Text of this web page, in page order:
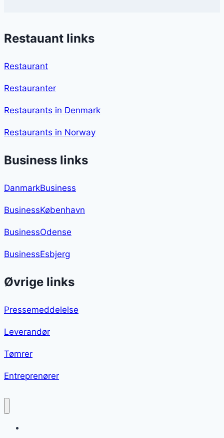
Restauant links
Restaurant
Restauranter
Restaurants in Denmark
Restaurants in Norway
Business links
DanmarkBusiness
BusinessKøbenhavn
BusinessOdense
BusinessEsbjerg
Øvrige links
Pressemeddelelse
Leverandør
Tømrer
Entreprenører